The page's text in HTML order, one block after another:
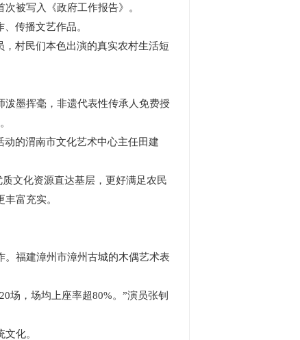
被写入《政府工作报告》。
传播文艺作品。
村民们本色出演的真实农村生活短
墨挥毫，非遗代表性传承人免费授
的渭南市文化艺术中心主任田建
文化资源直达基层，更好满足农民
富充实。
福建漳州市漳州古城的木偶艺术表
，场均上座率超80%。”演员张钊
化。